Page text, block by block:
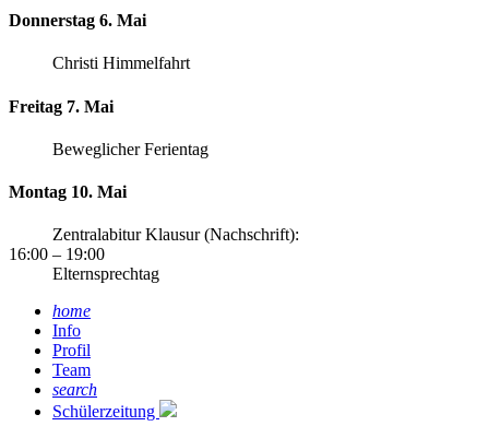
Donnerstag 6. Mai
Christi Himmelfahrt
Freitag 7. Mai
Beweglicher Ferientag
Montag 10. Mai
Zentralabitur Klausur (Nachschrift):
16:00 – 19:00
Elternsprechtag
home
Info
Profil
Team
search
Schülerzeitung